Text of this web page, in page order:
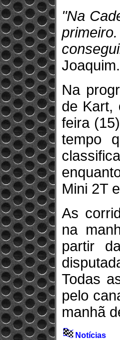
"Na
Joaquim.
Na
de Kart,
feira
tempo
Mini 2T
As
na
partir
Todas
pelo
manhã
Notícias